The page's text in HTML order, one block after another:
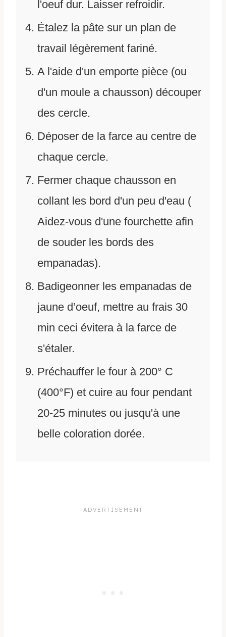
l'oeuf dur. Laisser refroidir.
Étalez la pâte sur un plan de
travail légèrement fariné.
A l'aide d'un emporte pièce (ou
d'un moule a chausson) découper
des cercle.
Déposer de la farce au centre de
chaque cercle.
Fermer chaque chausson en
collant les bord d'un peu d'eau (
Aidez-vous d'une fourchette afin
de souder les bords des
empanadas).
Badigeonner les empanadas de
jaune d’oeuf, mettre au frais 30
min ceci évitera à la farce de
s'étaler.
Préchauffer le four à 200° C
(400°F) et cuire au four pendant
20-25 minutes ou jusqu'à une
belle coloration dorée.